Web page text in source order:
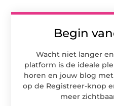
Begin
Wacht niet langer
platform is de ideale
horen en jouw blog
op de Registreer-knop
meer